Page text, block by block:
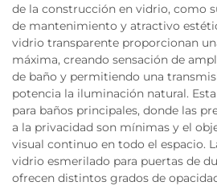
de la construcción en vidrio, como
de mantenimiento y atractivo
vidrio transparente proporcionan
máxima, creando sensación de
de baño y permitiendo una
potencia la iluminación natural.
para baños principales, donde las
a la privacidad son mínimas y el
visual continuo en todo el espacio.
vidrio esmerilado para puertas de
ofrecen distintos grados de